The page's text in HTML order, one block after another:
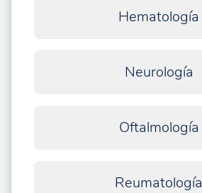
Hematología
Neurología
Oftalmología
Reumatología